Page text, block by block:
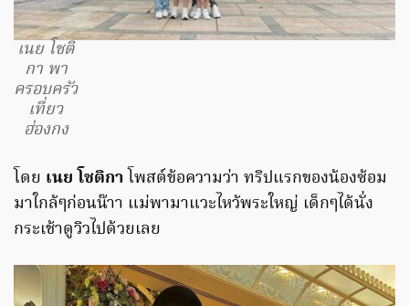
เนย โชติ
กา พา
ครอบครัว
เที่ยว
ฮ่องกง
โดย เนย โชติกา โพสต์ข้อความว่า ทริปแรกของน้องซ้อม
มาใกล้ๆก่อนน๊าา แม่พามาแวะไหว้พระใหญ่ เด็กๆได้นั่ง
กระเช้าดูวิวไปด้วยเลย